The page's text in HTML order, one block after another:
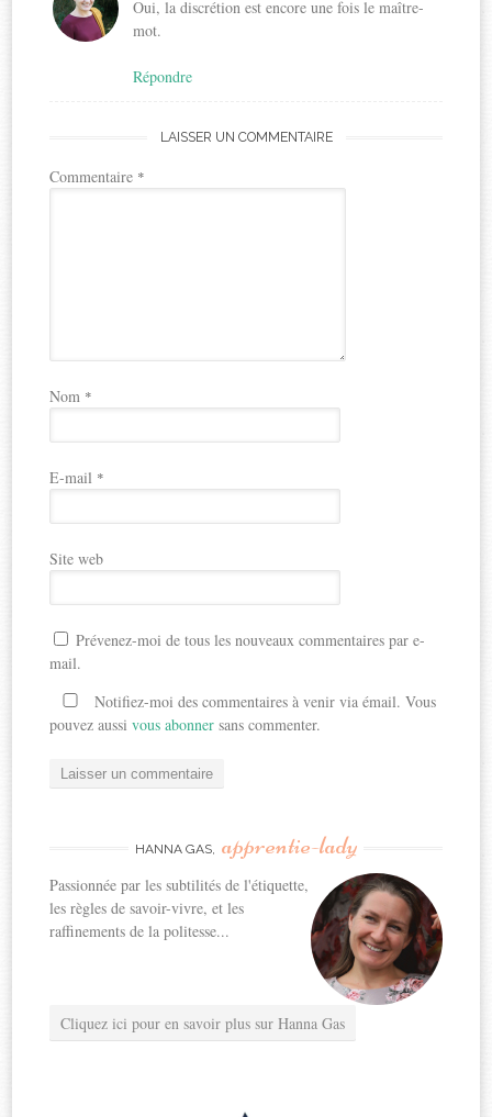
Oui, la discrétion est encore une fois le maître-
mot.
Répondre
LAISSER UN COMMENTAIRE
Commentaire *
Nom *
E-mail *
Site web
Prévenez-moi de tous les nouveaux commentaires par e-
mail.
Notifiez-moi des commentaires à venir via émail. Vous
pouvez aussivous abonner sans commenter.
HANNA GAS, apprentie-lady
Passionnée par les subtilités de l'étiquette,
les règles de savoir-vivre, et les
raffinements de la politesse...
Cliquez ici pour en savoir plus sur Hanna Gas